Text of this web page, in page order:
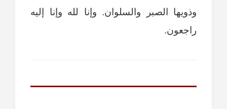
وذويها الصبر والسلوان. وإنا لله وإنا إليه
راجعون.